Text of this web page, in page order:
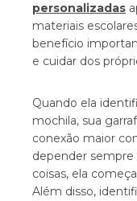
personalizadas
materiais
benefício
e cuidar dos
Quando ela
mochila, sua
conexão maior
depender sempre
coisas, ela
Além disso,